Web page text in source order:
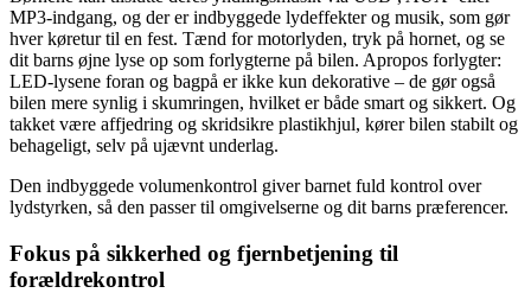
MP3-indgang, og der er indbyggede lydeffekter og musik, som gør
hver køretur til en fest. Tænd for motorlyden, tryk på hornet, og se
dit barns øjne lyse op som forlygterne på bilen. Apropos forlygter:
LED-lysene foran og bagpå er ikke kun dekorative – de gør også
bilen mere synlig i skumringen, hvilket er både smart og sikkert. Og
takket være affjedring og skridsikre plastikhjul, kører bilen stabilt og
behageligt, selv på ujævnt underlag.
Den indbyggede volumenkontrol giver barnet fuld kontrol over
lydstyrken, så den passer til omgivelserne og dit barns præferencer.
Fokus på sikkerhed og fjernbetjening til
forældrekontrol